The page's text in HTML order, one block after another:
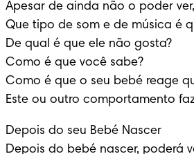
Apesar de ainda não o poder
Que tipo de som e de música é
De qual é que ele não gosta?
Como é que você sabe?
Como é que o seu bebé reage
Este ou outro comportamento
Depois do seu Bebé Nascer
Depois do bebé nascer, poderá